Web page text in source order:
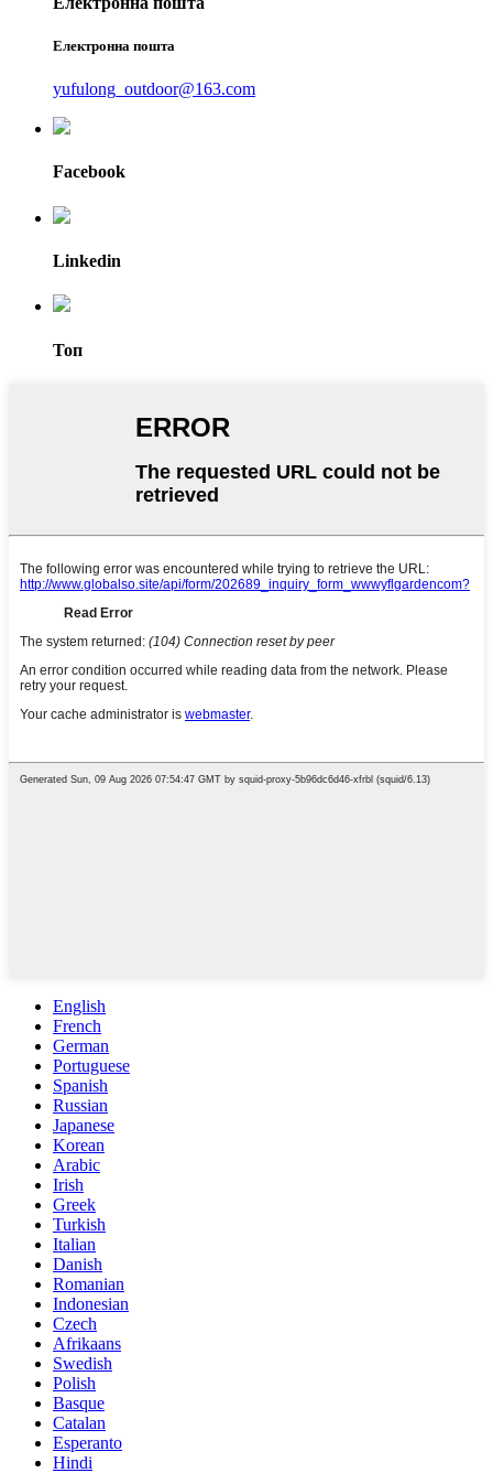
Електронна пошта
yufulong_outdoor@163.com
Facebook
Linkedin
Топ
English
French
German
Portuguese
Spanish
Russian
Japanese
Korean
Arabic
Irish
Greek
Turkish
Italian
Danish
Romanian
Indonesian
Czech
Afrikaans
Swedish
Polish
Basque
Catalan
Esperanto
Hindi